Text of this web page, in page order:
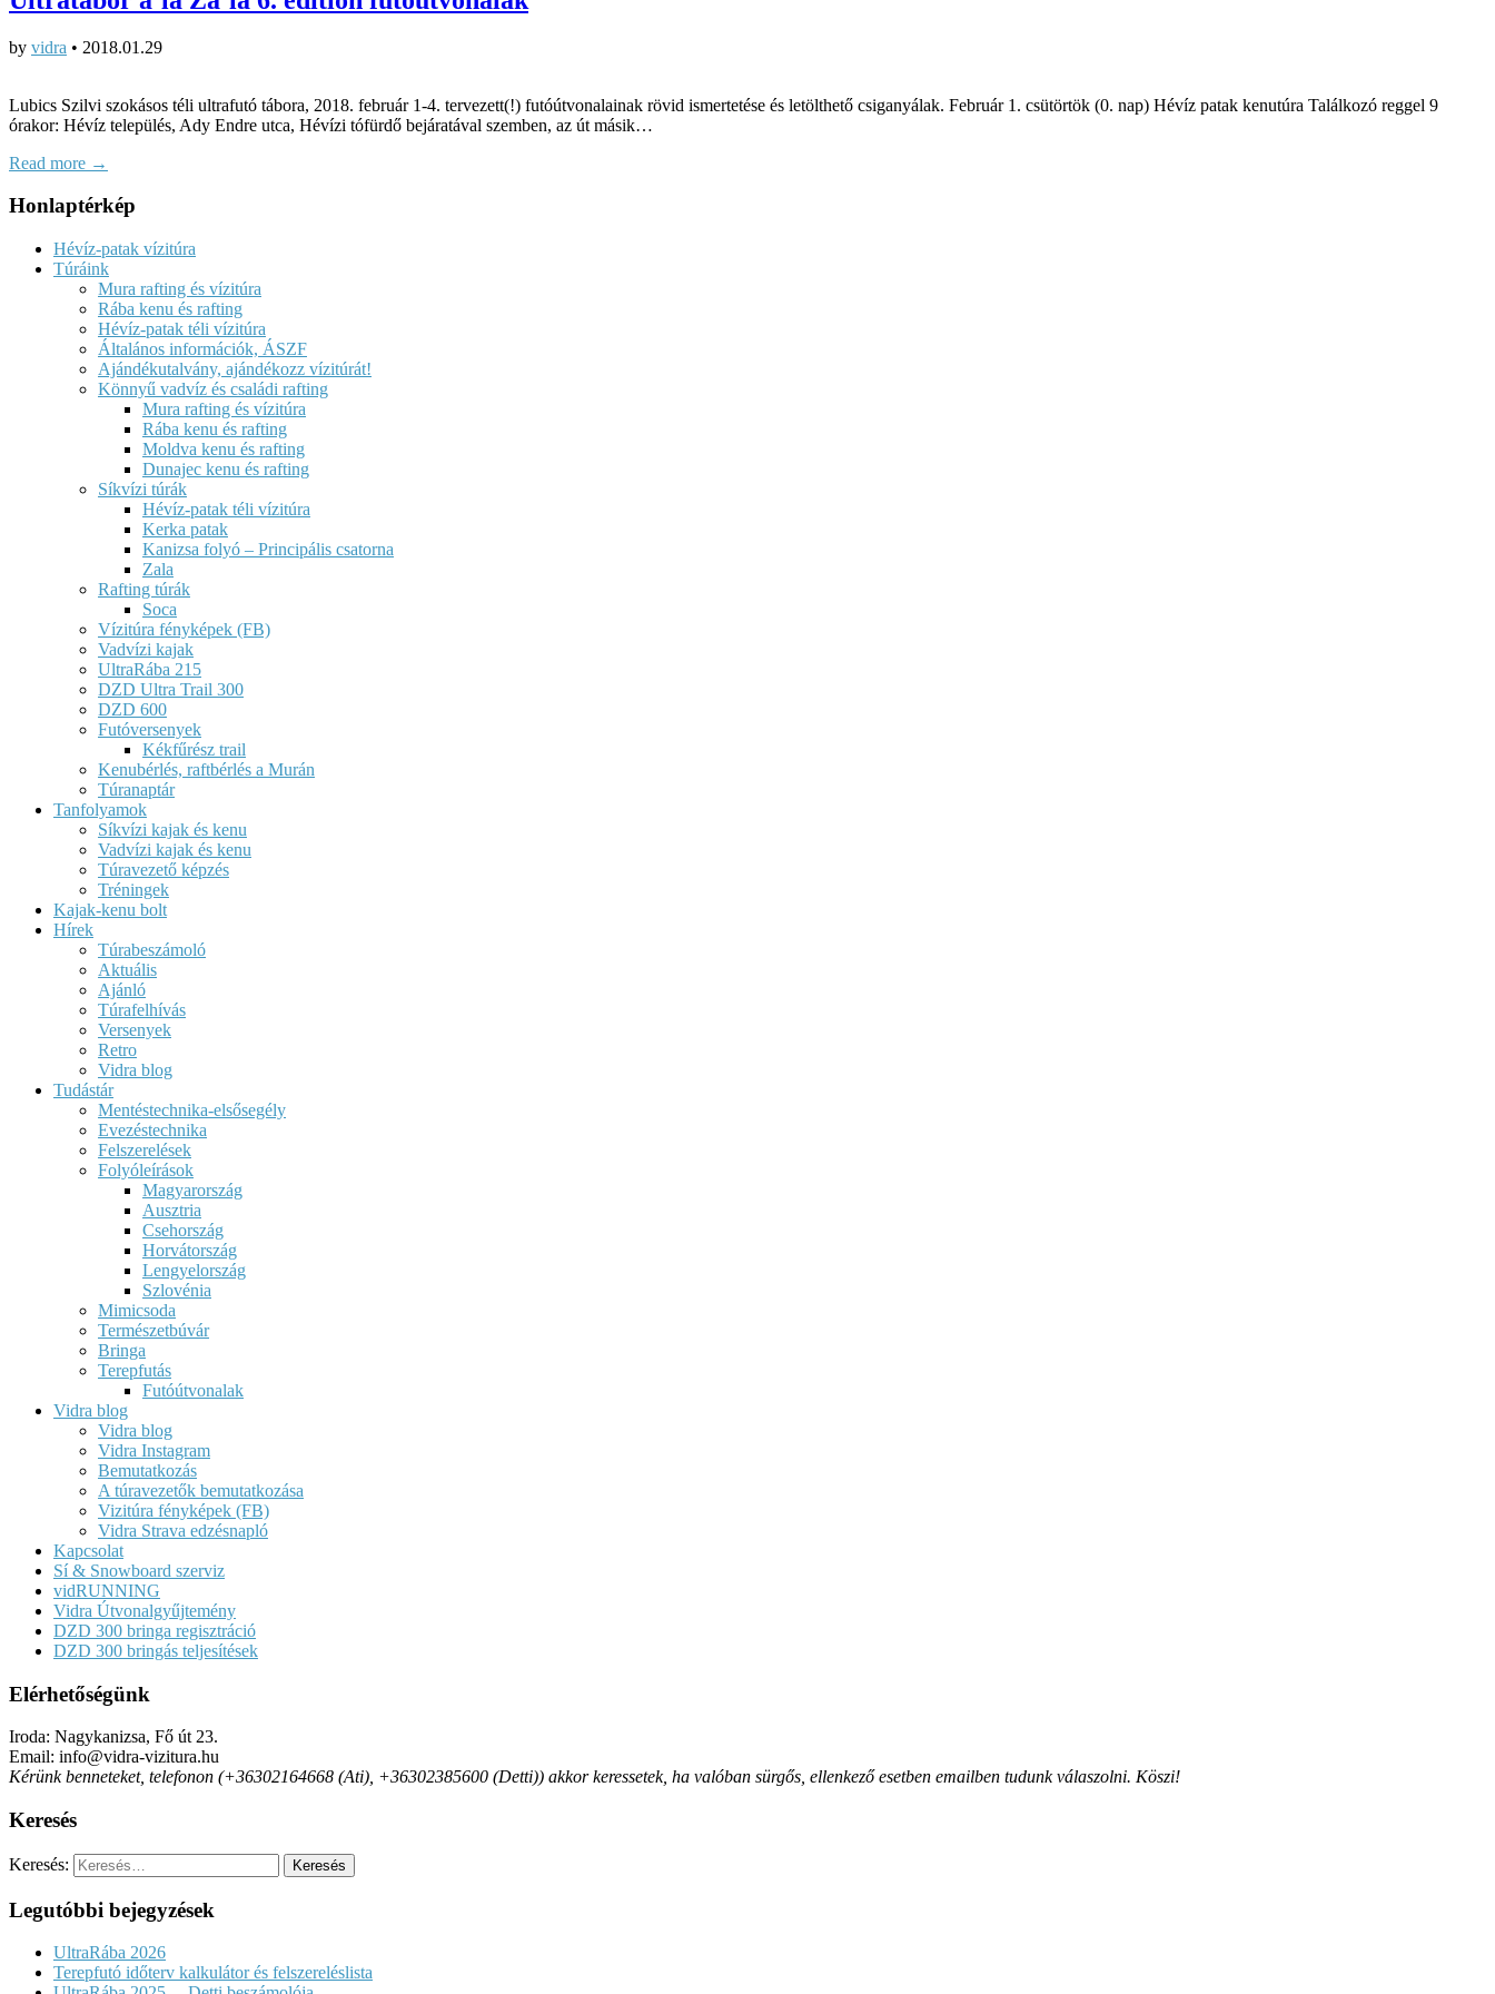
by vidra • 2018.01.29
Lubics Szilvi szokásos téli ultrafutó tábora, 2018. február 1-4. tervezett(!) futóútvonalainak rövid ismertetése és letölthető csiganyálak. Február 1. csütörtök (0. nap) Hévíz patak kenutúra Találkozó reggel 9
órakor: Hévíz település, Ady Endre utca, Hévízi tófürdő bejáratával szemben, az út másik…
Read more →
Honlaptérkép
Hévíz-patak vízitúra
Túráink
Mura rafting és vízitúra
Rába kenu és rafting
Hévíz-patak téli vízitúra
Általános információk, ÁSZF
Ajándékutalvány, ajándékozz vízitúrát!
Könnyű vadvíz és családi rafting
Mura rafting és vízitúra
Rába kenu és rafting
Moldva kenu és rafting
Dunajec kenu és rafting
Síkvízi túrák
Hévíz-patak téli vízitúra
Kerka patak
Kanizsa folyó – Principális csatorna
Zala
Rafting túrák
Soca
Vízitúra fényképek (FB)
Vadvízi kajak
UltraRába 215
DZD Ultra Trail 300
DZD 600
Futóversenyek
Kékfűrész trail
Kenubérlés, raftbérlés a Murán
Túranaptár
Tanfolyamok
Síkvízi kajak és kenu
Vadvízi kajak és kenu
Túravezető képzés
Tréningek
Kajak-kenu bolt
Hírek
Túrabeszámoló
Aktuális
Ajánló
Túrafelhívás
Versenyek
Retro
Vidra blog
Tudástár
Mentéstechnika-elsősegély
Evezéstechnika
Felszerelések
Folyóleírások
Magyarország
Ausztria
Csehország
Horvátország
Lengyelország
Szlovénia
Mimicsoda
Természetbúvár
Bringa
Terepfutás
Futóútvonalak
Vidra blog
Vidra blog
Vidra Instagram
Bemutatkozás
A túravezetők bemutatkozása
Vizitúra fényképek (FB)
Vidra Strava edzésnapló
Kapcsolat
Sí & Snowboard szerviz
vidRUNNING
Vidra Útvonalgyűjtemény
DZD 300 bringa regisztráció
DZD 300 bringás teljesítések
Elérhetőségünk
Iroda: Nagykanizsa, Fő út 23.
Email: info@vidra-vizitura.hu
Kérünk benneteket, telefonon (+36302164668 (Ati), +36302385600 (Detti)) akkor keressetek, ha valóban sürgős, ellenkező esetben emailben tudunk válaszolni. Köszi!
Keresés
Keresés:
Legutóbbi bejegyzések
UltraRába 2026
Terepfutó időterv kalkulátor és felszereléslista